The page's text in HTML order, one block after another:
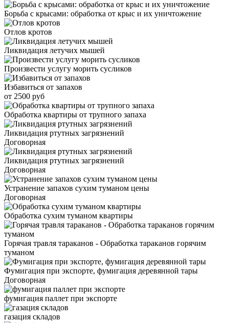
Борьба с крысами: обработка от крыс и их уничтожение
Отлов кротов
Ликвидация летучих мышей
Произвести услугу морить сусликов
Избавиться от запахов
от 2500 руб
Обработка квартиры от трупного запаха
Ликвидация ртутных загрязнений
Договорная
Ликвидация ртутных загрязнений
Договорная
Устранение запахов сухим туманом цены
Договорная
Обработка сухим туманом квартиры
Горячая травля тараканов - Обработка тараканов горячим
туманом
Фумигация при экспорте, фумигация деревянной тары
Договорная
фумигация паллет при экспорте
газация складов